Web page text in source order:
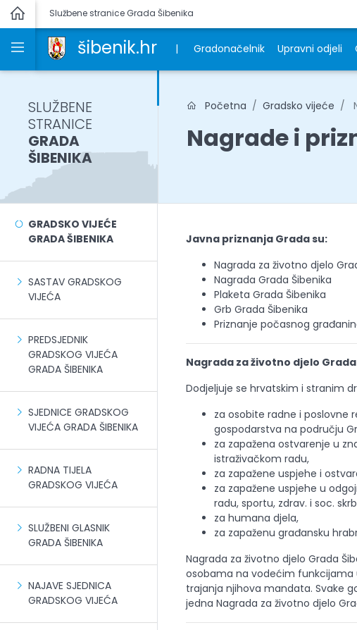
Službene stranice Grada Šibenika
šibenik.hr | Gradonačelnik Upravni odjeli
SLUŽBENE
STRANICE
GRADA
ŠIBENIKA
Početna Gradsko vijeće
Nagrade i
GRADSKO VIJEĆE
GRADA ŠIBENIKA
SASTAV GRADSKOG
VIJEĆA
PREDSJEDNIK
GRADSKOG VIJEĆA
GRADA ŠIBENIKA
SJEDNICE GRADSKOG
VIJEĆA GRADA ŠIBENIKA
RADNA TIJELA
GRADSKOG VIJEĆA
SLUŽBENI GLASNIK
GRADA ŠIBENIKA
NAJAVE SJEDNICA
GRADSKOG VIJEĆA
Javna priznanja Grada su:
Nagrada za životno djelo
Nagrada Grada Šibenika
Plaketa Grada Šibenika
Grb Grada Šibenika
Priznanje počasnog
Nagrada za životno djelo
Dodjeljuje se hrvatskim i stranim
za osobite radne i poslovne
gospodarstva na području
za zapažena ostvarenje u
istraživačkom radu,
za zapažene uspjehe i
za zapažene uspjehe u
radu, sportu, zdrav. i soc.
za humana djela,
za zapaženu građansku
Nagrada za životno djelo Grada
osobama na vodećim funkcijama
trajanja njihova mandata. Svake
jedna Nagrada za životno djelo